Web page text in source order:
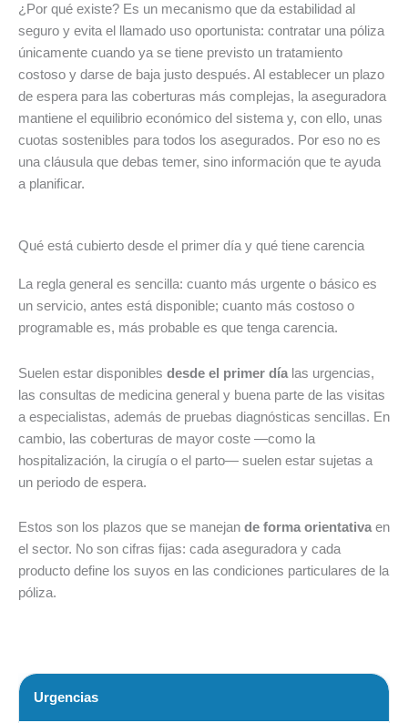
¿Por qué existe? Es un mecanismo que da estabilidad al
seguro y evita el llamado uso oportunista: contratar una póliza
únicamente cuando ya se tiene previsto un tratamiento
costoso y darse de baja justo después. Al establecer un plazo
de espera para las coberturas más complejas, la aseguradora
mantiene el equilibrio económico del sistema y, con ello, unas
cuotas sostenibles para todos los asegurados. Por eso no es
una cláusula que debas temer, sino información que te ayuda
a planificar.
Qué está cubierto desde el primer día y qué tiene carencia
La regla general es sencilla: cuanto más urgente o básico es
un servicio, antes está disponible; cuanto más costoso o
programable es, más probable es que tenga carencia.
Suelen estar disponibles desde el primer día las urgencias,
las consultas de medicina general y buena parte de las visitas
a especialistas, además de pruebas diagnósticas sencillas. En
cambio, las coberturas de mayor coste —como la
hospitalización, la cirugía o el parto— suelen estar sujetas a
un periodo de espera.
Estos son los plazos que se manejan de forma orientativaen
el sector. No son cifras fijas: cada aseguradora y cada
producto define los suyos en las condiciones particulares de la
póliza.
Urgencias